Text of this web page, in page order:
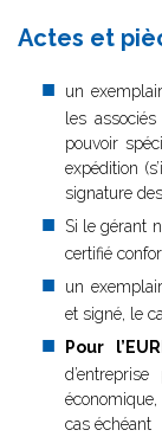
Actes et
un
les
pouvoir
expédition
signature
Si le gérant
certifié
un
et signé, le
Pour
cas échéant